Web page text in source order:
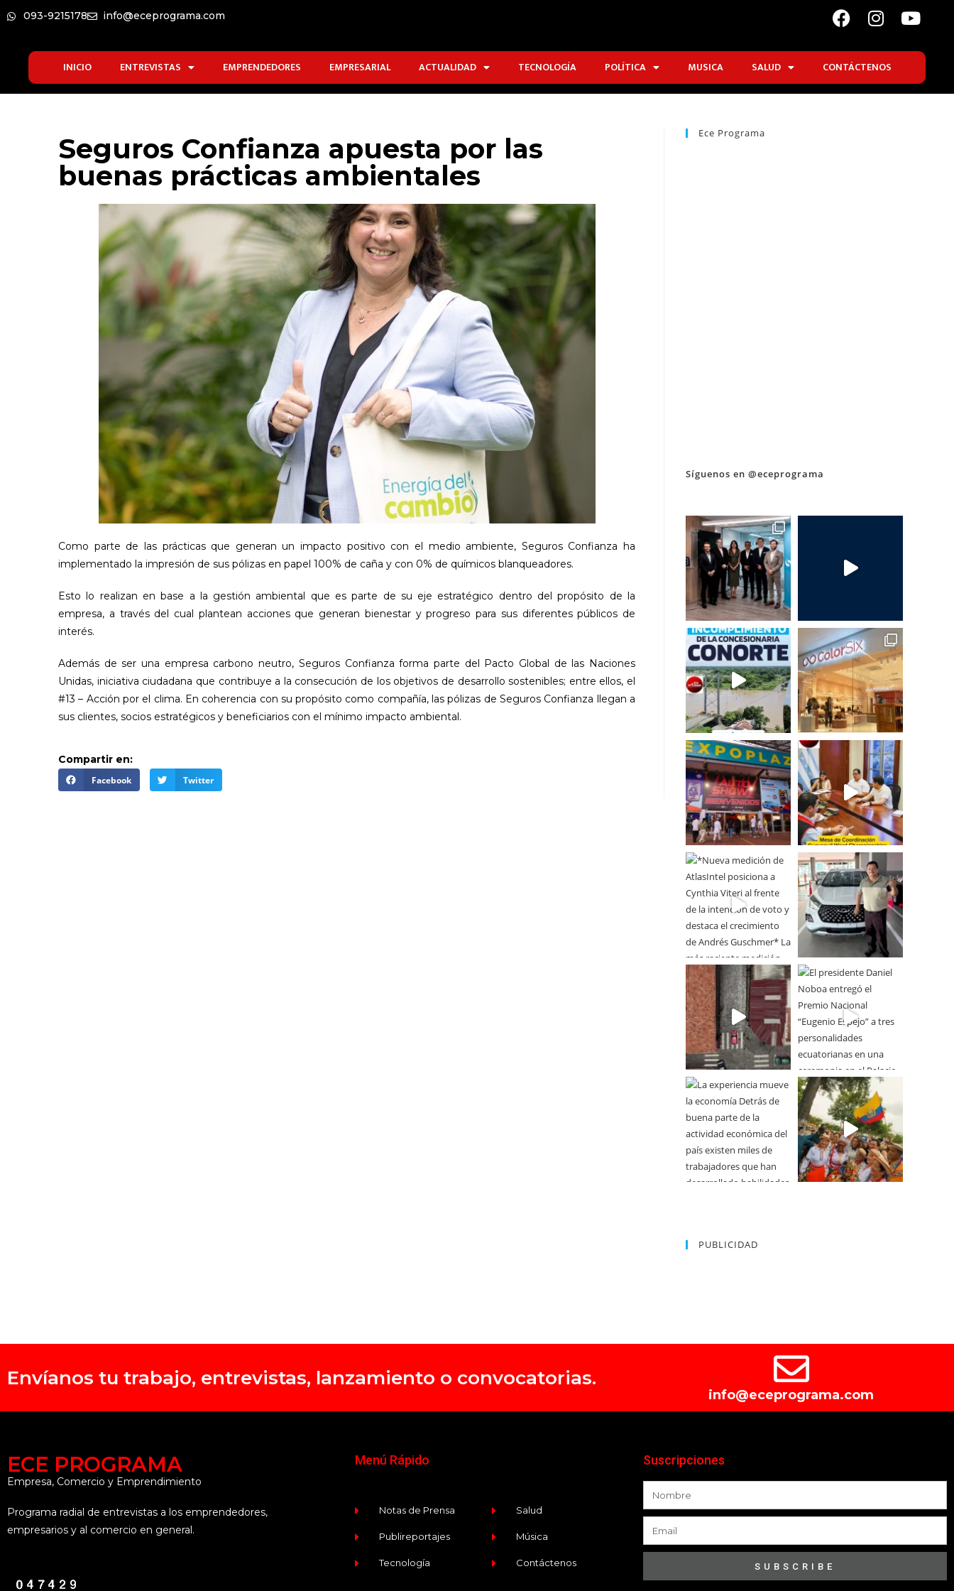
093-9215178 info@eceprograma.com
INICIO ENTREVISTAS EMPRENDEDORES EMPRESARIAL ACTUALIDAD TECNOLOGÍA POLÍTICA MUSICA SALUD CONTÁCTENOS
Seguros Confianza apuesta por las
buenas prácticas ambientales
Como parte de las prácticas que generan un impacto positivo con el medio ambiente, Seguros Confianza ha
implementado la impresión de sus pólizas en papel 100% de caña y con 0% de químicos blanqueadores.
Esto lo realizan en base a la gestión ambiental que es parte de su eje estratégico dentro del propósito de la
empresa, a través del cual plantean acciones que generan bienestar y progreso para sus diferentes públicos de
interés.
Además de ser una empresa carbono neutro, Seguros Confianza forma parte del Pacto Global de las Naciones
Unidas, iniciativa ciudadana que contribuye a la consecución de los objetivos de desarrollo sostenibles; entre ellos, el
#13 – Acción por el clima. En coherencia con su propósito como compañía, las pólizas de Seguros Confianza llegan a
sus clientes, socios estratégicos y beneficiarios con el mínimo impacto ambiental.
Compartir en:
Facebook Twitter
Ece Programa
Síguenos en @eceprograma
PUBLICIDAD
Envíanos tu trabajo, entrevistas, lanzamiento o convocatorias.
info@eceprograma.com
ECE PROGRAMA
Empresa, Comercio y Emprendimiento
Programa radial de entrevistas a los emprendedores,
empresarios y al comercio en general.
Menú Rápido
Notas de Prensa
Publireportajes
Tecnología
Salud
Música
Contáctenos
Suscripciones
SUBSCRIBE